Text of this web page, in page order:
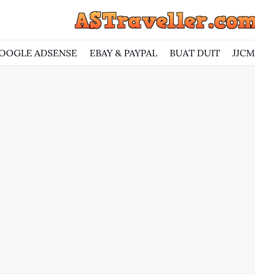
ADSENSE EBAY & PAYPAL BUAT DUIT JJCM